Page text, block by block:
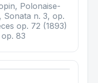
Polonaise-
Sonata n. 3, op.
op. 72 (1893)
83